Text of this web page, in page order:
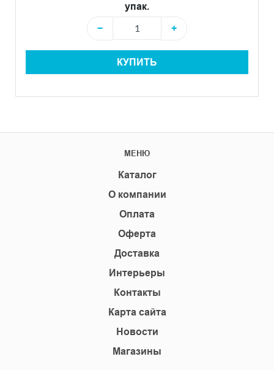
упак.
−
+
КУПИТЬ
МЕНЮ
Каталог
О компании
Оплата
Оферта
Доставка
Интерьеры
Контакты
Карта сайта
Новости
Магазины